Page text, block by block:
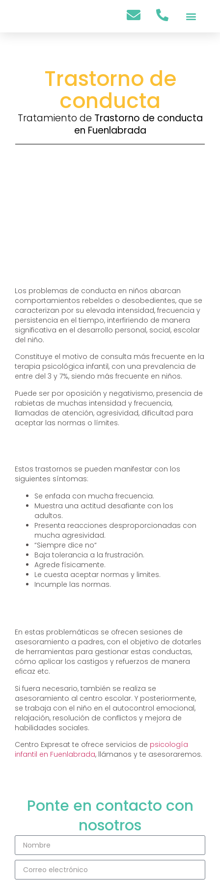
Trastorno de
conducta
Tratamiento de Trastorno de conducta
en Fuenlabrada
Los problemas de conducta en niños abarcan
comportamientos rebeldes o desobedientes, que se
caracterizan por su elevada intensidad, frecuencia y
persistencia en el tiempo, interfiriendo de manera
significativa en el desarrollo personal, social, escolar
del niño.
Constituye el motivo de consulta más frecuente en la
terapia psicológica infantil, con una prevalencia de
entre del 3 y 7%, siendo más frecuente en niños.
Puede ser por oposición y negativismo, presencia de
rabietas de muchas intensidad y frecuencia,
llamadas de atención, agresividad, dificultad para
aceptar las normas o límites.
Estos trastornos se pueden manifestar con los
siguientes síntomas:
Se enfada con mucha frecuencia.
Muestra una actitud desafiante con los
adultos.
Presenta reacciones desproporcionadas con
mucha agresividad.
“Siempre dice no“
Baja tolerancia a la frustración.
Agrede físicamente.
Le cuesta aceptar normas y limites.
Incumple las normas.
En estas problemáticas se ofrecen sesiones de
asesoramiento a padres, con el objetivo de dotarles
de herramientas para gestionar estas conductas,
cómo aplicar los castigos y refuerzos de manera
eficaz etc.
Si fuera necesario, también se realiza se
asesoramiento al centro escolar. Y posteriormente,
se trabaja con el niño en el autocontrol emocional,
relajación, resolución de conflictos y mejora de
habilidades sociales.
Centro Expresat te ofrece servicios de psicología
infantil en Fuenlabrada, llámanos y te asesoraremos.
Ponte en contacto con
nosotros